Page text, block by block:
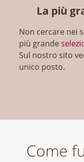
La più
Non cercare nei
più grande
Sul nostro sito
unico posto.
Come